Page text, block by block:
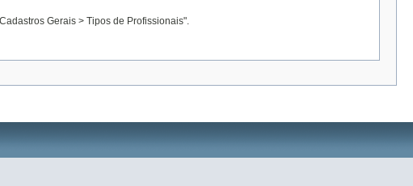
Gerais > Tipos de Profissionais".